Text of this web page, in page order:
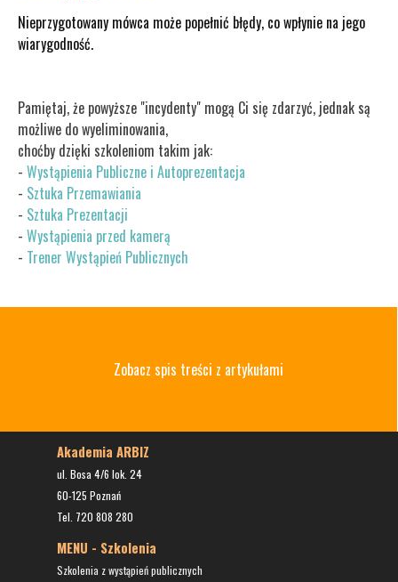
Nieprzygotowany mówca może popełnić błędy, co wpłynie na jego
wiarygodność.
Pamiętaj, że powyższe "incydenty" mogą Ci się zdarzyć, jednak są
możliwe do wyeliminowania,
choćby dzięki szkoleniom takim jak:
- Wystąpienia Publiczne i Autoprezentacja
- Sztuka Przemawiania
- Sztuka Prezentacji
- Wystąpienia przed kamerą
- Trener Wystąpień Publicznych
Zobacz spis treści z artykułami
MENU - Szkolenia
Szkolenia z wystąpień publicznych
Akademia ARBIZ
ul. Bosa 4/6 lok. 24
60-125 Poznań
Tel. 720 808 280